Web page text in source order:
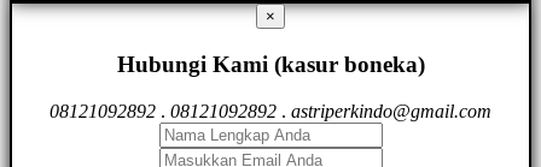
×
Hubungi Kami (kasur boneka)
08121092892 . 08121092892 . astriperkindo@gmail.com